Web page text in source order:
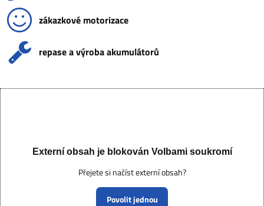
zákazkové motorizace
repase a výroba akumulátorů
Externí obsah je blokován Volbami soukromí
Přejete si načíst externí obsah?
Povolit jednou